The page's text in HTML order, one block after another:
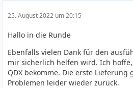
25. August 2022 um 20:15
Hallo in die Runde
Ebenfalls vielen Dank für den
mir sicherlich helfen wird. Ich
QDX bekomme. Die erste
Problemen leider wieder zurück.